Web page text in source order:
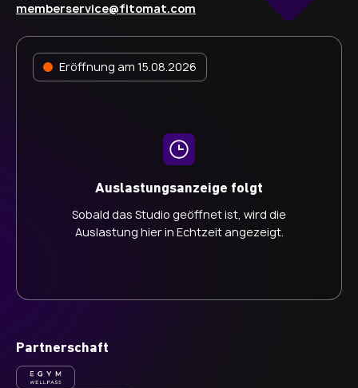
Eröffnung am 15.08.2026
Auslastungsanzeige folgt
Sobald das Studio geöffnet ist, wird die
Auslastung hier in Echtzeit angezeigt.
memberservice@fitomat.com
Partnerschaft